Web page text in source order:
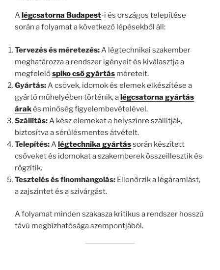
Alégcsatorna Budapest-i és országos telepítése
során a folyamat a következő lépésekből áll:
Tervezés és méretezés:A légtechnikai szakember
meghatározza a rendszer igényeit és kiválasztja a
megfelelőspiko cső gyártás méreteit.
Gyártás:A csövek, idomok és elemek elkészítése a
gyártó műhelyében történik, alégcsatorna gyártás
árakés minőség figyelembevételével.
Szállítás:A kész elemeket a helyszínre szállítják,
biztosítva a sérülésmentes átvételt.
Telepítés:Alégtechnika gyártássorán készített
csöveket és idomokat a szakemberek összeillesztik és
rögzítik.
Tesztelés és finomhangolás: Ellenőrzik a légáramlást,
a zajszintet és a szivárgást.
A folyamat minden szakasza kritikus a rendszer hosszú
távú megbízhatósága szempontjából.